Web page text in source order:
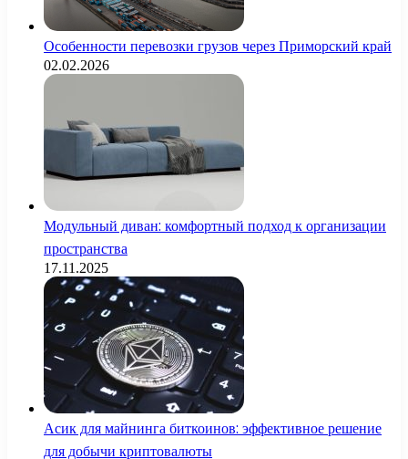
Особенности перевозки грузов через Приморский край
02.02.2026
Модульный диван: комфортный подход к организации
пространства
17.11.2025
Асик для майнинга биткоинов: эффективное решение
для добычи криптовалюты